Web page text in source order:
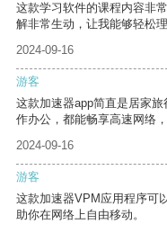
这款学习软件的课程内容非
解非常生动，让我能够轻松理
2024-09-16
游客
这款加速器app简直是居家
作办公，都能畅享高速网络
2024-09-16
游客
这款加速器VPM应用程序可
助你在网络上自由移动。